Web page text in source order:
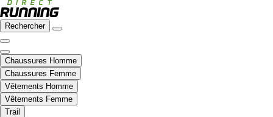
Rechercher
Chaussures Homme
Chaussures Femme
Vêtements Homme
Vêtements Femme
Trail